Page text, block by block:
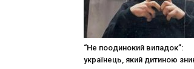
“Не поодинокий випадок”:
українець, який дитиною